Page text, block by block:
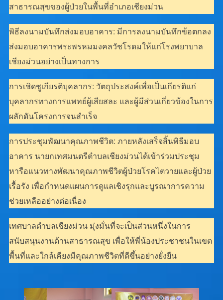
สาธารณสุขของผู้ป่วยในพื้นที่อำเภอเชียงม่วน
พิธีลงนามบันทึกส่งมอบอาคาร: มีการลงนามบันทึกข้อตกลง
ส่งมอบอาคารพระพรหมมงคลวัชโรดมให้แก่โรงพยาบาล
เชียงม่วนอย่างเป็นทางการ
การเชิดชูเกียรติบุคลากร: วัตถุประสงค์เพื่อเป็นเกียรติแก่
บุคลากรทางการแพทย์ผู้เสียสละ และผู้มีส่วนเกี่ยวข้องในการ
ผลักดันโครงการจนสำเร็จ
การประชุมพัฒนาคุณภาพชีวิต: ภายหลังเสร็จสิ้นพิธีมอบ
อาคาร นายกเทศมนตรีตำบลเชียงม่วนได้เข้าร่วมประชุม
หารือแนวทางพัฒนาคุณภาพชีวิตผู้ป่วยโรคไตวายและผู้ป่วย
เรื้อรัง เพื่อกำหนดแผนการดูแลเชิงรุกและบูรณาการความ
ช่วยเหลืออย่างต่อเนื่อง
เทศบาลตำบลเชียงม่วน มุ่งมั่นที่จะเป็นส่วนหนึ่งในการ
สนับสนุนงานด้านสาธารณสุข เพื่อให้พี่น้องประชาชนในเขต
พื้นที่และใกล้เคียงมีคุณภาพชีวิตที่ดีขึ้นอย่างยั่งยืน